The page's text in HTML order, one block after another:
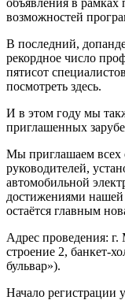
возможностей
В последний,
рекордное число
пятисот
посмотреть здесь.
И в этом году мы
приглашенных
Мы приглашаем всех
руководителей,
автомобильной
достижениями
остаётся главным
Адрес проведения:
строение 2, банкет-
бульвар»).
Начало регистрации